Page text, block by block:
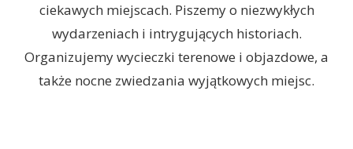
ciekawych miejscach. Piszemy o niezwykłych
wydarzeniach i intrygujących historiach.
Organizujemy wycieczki terenowe i objazdowe, a
także nocne zwiedzania wyjątkowych miejsc.